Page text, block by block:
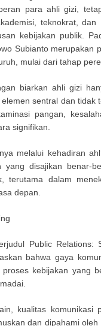
para ahli gizi,
teknokrat,
kebijakan publik.
Subianto merupakan
mulai dari tahap
biarkan ahli gizi
sentral dan tidak
pangan,
signifikan.
melalui kehadiran
yang disajikan benar-
terutama dalam
depan.
Public Relations:
bahwa gaya
proses kebijakan yang
kualitas komunikasi
dan dipahami